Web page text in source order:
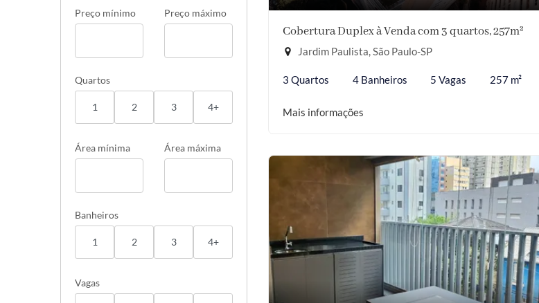
Preço mínimo Preço máximo
Quartos
1 2 3 4+
Área mínima Área máxima
Banheiros
1 2 3 4+
Vagas
Cobertura Duplex à Venda com 3 quartos, 257m²
Jardim Paulista, São Paulo-SP
3 Quartos 4 Banheiros 5 Vagas 257 m²
Mais informações